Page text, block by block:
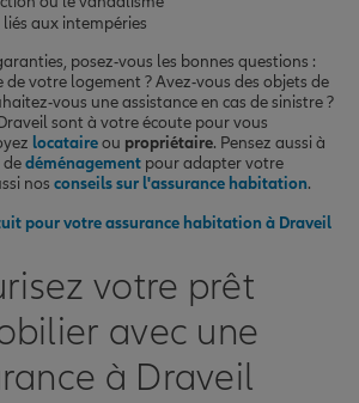
aux intempéries
posez-vous les bonnes questions :
votre logement ? Avez-vous des objets de
vous une assistance en cas de sinistre ?
sont à votre écoute pour vous
locataireou propriétaire. Pensez aussi à
dedéménagement pour adapter votre
nos conseils sur l'assurance habitation.
pour votre assurance habitation à Draveil
votre prêt
avec une
à Draveil